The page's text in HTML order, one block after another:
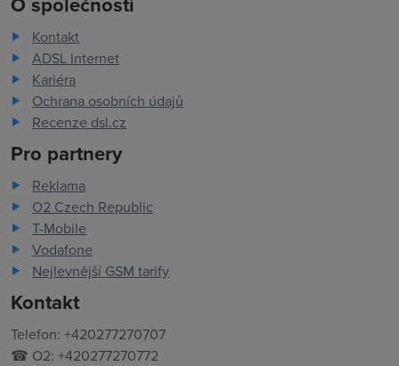
Kontakt
ADSL Internet
Kariéra
Ochrana osobních údajů
Recenze dsl.cz
Pro partnery
Reklama
O2 Czech Republic
T-Mobile
Vodafone
Nejlevnější GSM tarify
Kontakt
Telefon: +420277270707
☎ O2: +420277270772